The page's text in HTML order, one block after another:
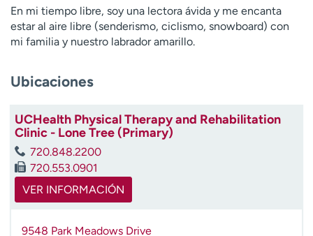
a
r
En mi tiempo libre, soy una lectora ávida y me encanta
estar al aire libre (senderismo, ciclismo, snowboard) con
mi familia y nuestro labrador amarillo.
Ubicaciones
UCHealth Physical Therapy and Rehabilitation
Clinic - Lone Tree (Primary)
720.848.2200
720.553.0901
VER INFORMACIÓN
9548 Park Meadows Drive